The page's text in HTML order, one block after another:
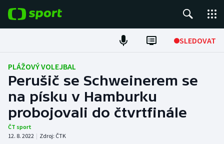
SLEDOVAT
Fotbal
Hokej
Tenis
Atletika
PLÁŽOVÝ VOLEJBAL
Perušič se Schweinerem se
na písku v Hamburku
probojovali do čtvrtfinále
ČT sport
12. 8. 2022 | Zdroj: ČTK